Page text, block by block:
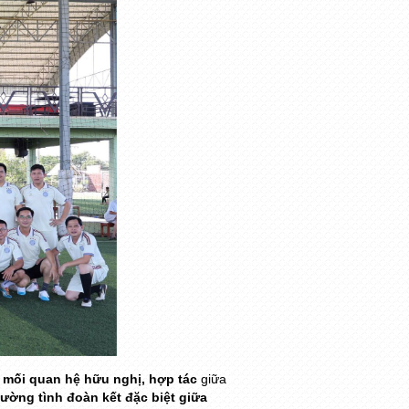
quan hệ hữu nghị, hợp tác giữa
tình đoàn kết đặc biệt giữa